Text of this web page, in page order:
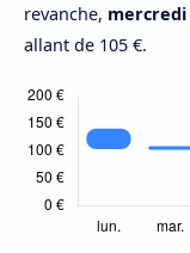
revanche, mercredi
allant de 105 €.